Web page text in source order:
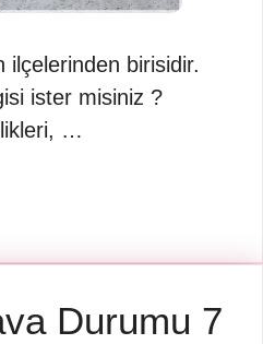
ilçelerinden birisidir.
ister misiniz ?
…
Durumu 7